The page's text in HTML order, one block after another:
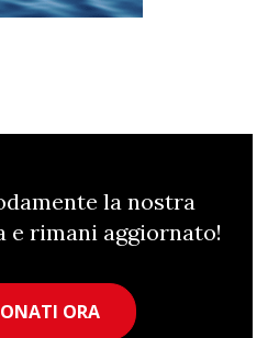
la nostra
e rimani aggiornato!
ORA